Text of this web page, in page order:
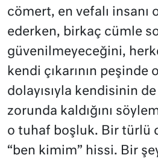
cömert, en vefalı insanı
ederken, birkaç cümle
güvenilmeyeceğini,
kendi çıkarının peşinde
dolayısıyla kendisinin
zorunda kaldığını
o tuhaf boşluk. Bir türlü
“ben kimim” hissi. Bir